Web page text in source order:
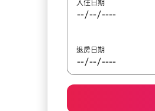
入住日期
退房日期